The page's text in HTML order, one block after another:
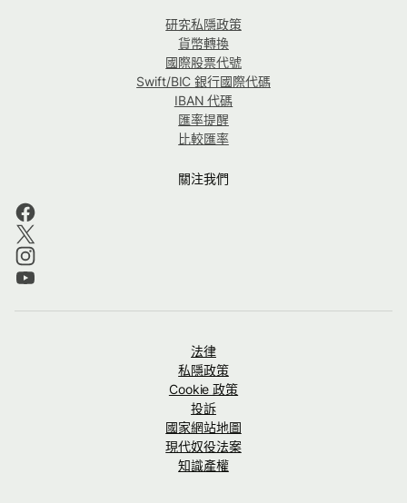
研究私隱政策
貨幣轉換
國際股票代號
Swift/BIC 銀行國際代碼
IBAN 代碼
匯率提醒
比較匯率
關注我們
法律
私隱政策
Cookie 政策
投訴
國家網站地圖
現代奴役法案
知識產權